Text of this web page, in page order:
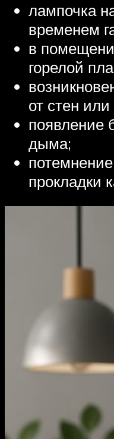
лампочка
временем
в
горелой
от стен
появление
дыма;
прокладки